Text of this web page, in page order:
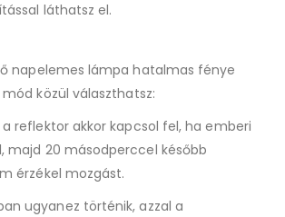
láthatsz el.
napelemes lámpa hatalmas fénye
közül választhatsz:
reflektor akkor kapcsol fel, ha emberi
majd 20 másodperccel később
érzékel mozgást.
ugyanez történik, azzal a